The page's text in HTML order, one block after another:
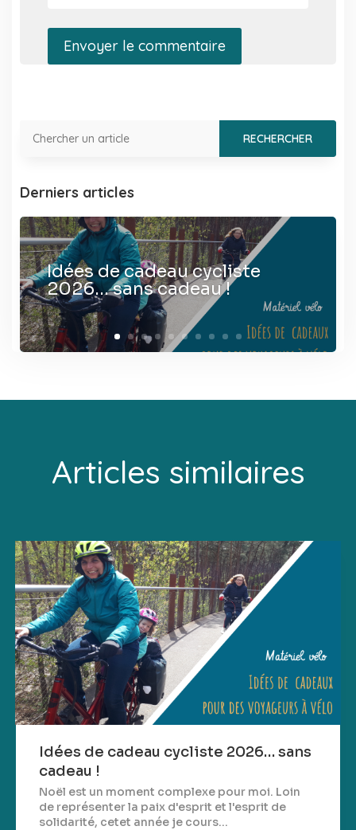
Envoyer le commentaire
Derniers articles
Idées de cadeau cycliste
2026… sans cadeau !
Articles similaires
Idées de cadeau cycliste 2026… sans
cadeau !
Noël est un moment complexe pour moi. Loin
de représenter la paix d'esprit et l'esprit de
solidarité, cetet année je cours...